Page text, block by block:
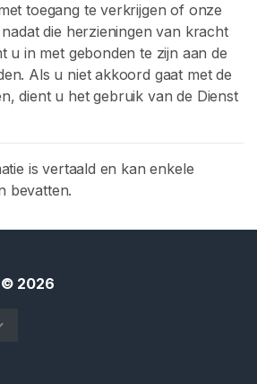
toegang te verkrijgen of onze
die herzieningen van kracht
u in met gebonden te zijn aan de
Als u niet akkoord gaat met de
dient u het gebruik van de Dienst
is vertaald en kan enkele
bevatten.
© 2026